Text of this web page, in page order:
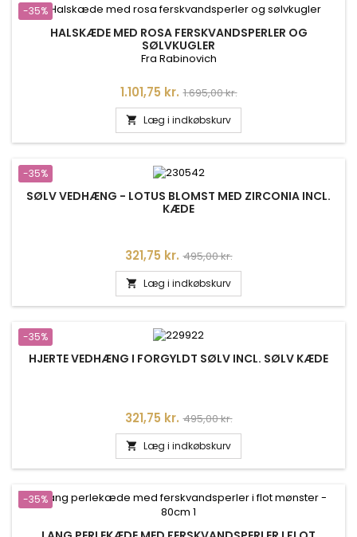
-35%
HALSKÆDE MED ROSA FERSKVANDSPERLER OG
SØLVKUGLER
Fra Rabinovich
Pris
1.101,75 kr. Normalpris
1.695,00 kr.
 Læg i indkøbskurv
-35%
SØLV VEDHÆNG - LOTUS BLOMST MED ZIRCONIA INCL.
KÆDE
Pris
321,75 kr. Normalpris
495,00 kr.
 Læg i indkøbskurv
-35%
HJERTE VEDHÆNG I FORGYLDT SØLV INCL. SØLV KÆDE
Pris
321,75 kr. Normalpris
495,00 kr.
 Læg i indkøbskurv
-35%